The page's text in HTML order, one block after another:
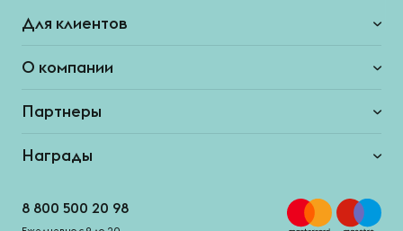
Для клиентов
О компании
Партнеры
Награды
8 800 500 20 98